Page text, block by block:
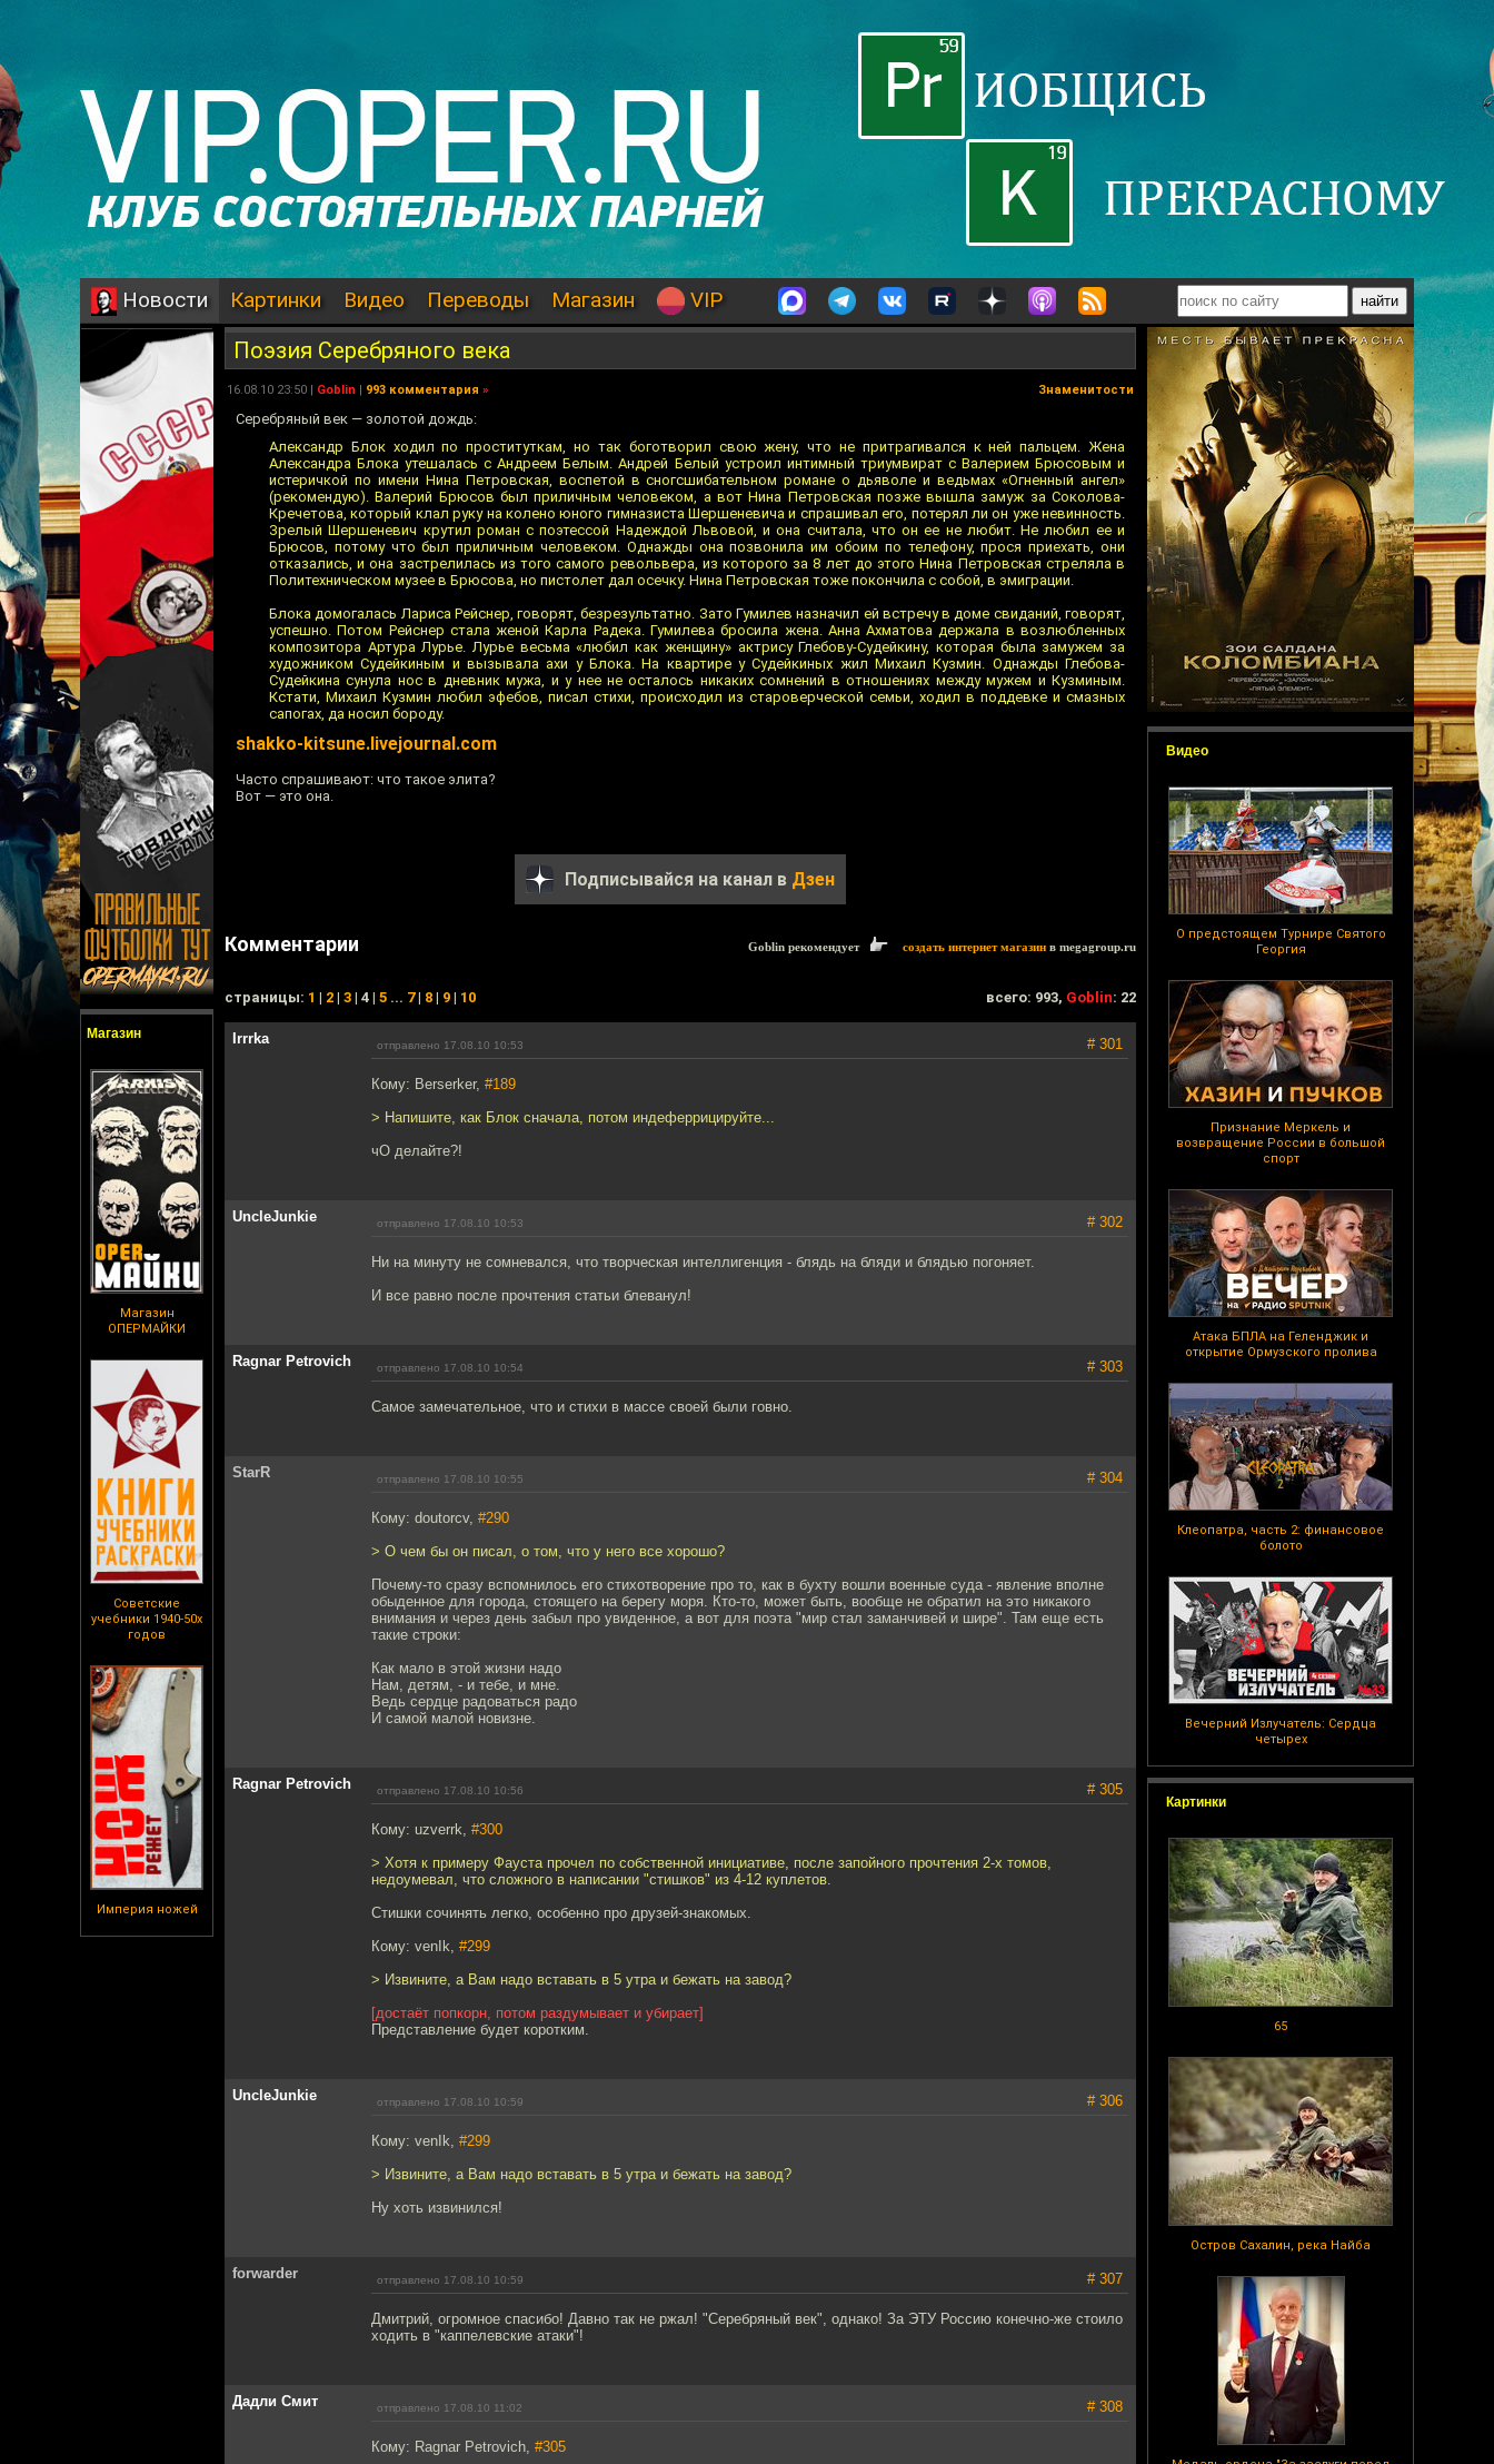
Новости Картинки Видео Переводы Магазин VIP
Магазин
Магазин
ОПЕРМАЙКИ
Советские
учебники 1940-50х
годов
Империя ножей
Видео
О предстоящем Турнире Святого
Георгия
Признание Меркель и
возвращение России в большой
спорт
Атака БПЛА на Геленджик и
открытие Ормузского пролива
Клеопатра, часть 2: финансовое
болото
Вечерний Излучатель: Сердца
четырех
Картинки
65
Остров Сахалин, река Найба
Поэзия Серебряного века
16.08.10 23:50 | Goblin | 993 комментария » Знаменитости
Серебряный век — золотой дождь:
Александр Блок ходил по проституткам, но так боготворил свою жену, что не притрагивался к ней пальцем. Жена
Александра Блока утешалась с Андреем Белым. Андрей Белый устроил интимный триумвират с Валерием Брюсовым и
истеричкой по имени Нина Петровская, воспетой в сногсшибательном романе о дьяволе и ведьмах «Огненный ангел»
(рекомендую). Валерий Брюсов был приличным человеком, а вот Нина Петровская позже вышла замуж за Соколова-
Кречетова, который клал руку на колено юного гимназиста Шершеневича и спрашивал его, потерял ли он уже невинность.
Зрелый Шершеневич крутил роман с поэтессой Надеждой Львовой, и она считала, что он ее не любит. Не любил ее и
Брюсов, потому что был приличным человеком. Однажды она позвонила им обоим по телефону, прося приехать, они
отказались, и она застрелилась из того самого револьвера, из которого за 8 лет до этого Нина Петровская стреляла в
Политехническом музее в Брюсова, но пистолет дал осечку. Нина Петровская тоже покончила с собой, в эмиграции.
Блока домогалась Лариса Рейснер, говорят, безрезультатно. Зато Гумилев назначил ей встречу в доме свиданий, говорят,
успешно. Потом Рейснер стала женой Карла Радека. Гумилева бросила жена. Анна Ахматова держала в возлюбленных
композитора Артура Лурье. Лурье весьма «любил как женщину» актрису Глебову-Судейкину, которая была замужем за
художником Судейкиным и вызывала ахи у Блока. На квартире у Судейкиных жил Михаил Кузмин. Однажды Глебова-
Судейкина сунула нос в дневник мужа, и у нее не осталось никаких сомнений в отношениях между мужем и Кузминым.
Кстати, Михаил Кузмин любил эфебов, писал стихи, происходил из староверческой семьи, ходил в поддевке и смазных
сапогах, да носил бороду.
shakko-kitsune.livejournal.com
Часто спрашивают: что такое элита?
Вот — это она.
Подписывайся на канал в Дзен
Комментарии Goblin рекомендует создать интернет магазин в megagroup.ru
cтраницы: 1 | 2 | 3 | 4 | 5 ... 7| 8 | 9 | 10 всего: 993, Goblin: 22
Irrrka отправлено 17.08.10 10:53 # 301
Кому: Berserker, #189
> Напишите, как Блок сначала, потом индеферрицируйте...
чО делайте?!
UncleJunkie отправлено 17.08.10 10:53 # 302
Ни на минуту не сомневался, что творческая интеллигенция - блядь на бляди и блядью погоняет.
И все равно после прочтения статьи блеванул!
Ragnar Petrovich отправлено 17.08.10 10:54 # 303
Самое замечательное, что и стихи в массе своей были говно.
StarR отправлено 17.08.10 10:55 # 304
Кому: doutorcv, #290
> О чем бы он писал, о том, что у него все хорошо?
Почему-то сразу вспомнилось его стихотворение про то, как в бухту вошли военные суда - явление вполне
обыденное для города, стоящего на берегу моря. Кто-то, может быть, вообще не обратил на это никакого
внимания и через день забыл про увиденное, а вот для поэта "мир стал заманчивей и шире". Там еще есть
такие строки:
Как мало в этой жизни надо
Нам, детям, - и тебе, и мне.
Ведь сердце радоваться радо
И самой малой новизне.
Ragnar Petrovich отправлено 17.08.10 10:56 # 305
Кому: uzverrk, #300
> Хотя к примеру Фауста прочел по собственной инициативе, после запойного прочтения 2-х томов,
недоумевал, что сложного в написании "стишков" из 4-12 куплетов.
Стишки сочинять легко, особенно про друзей-знакомых.
Кому: venIk, #299
> Извините, а Вам надо вставать в 5 утра и бежать на завод?
[достаёт попкорн, потом раздумывает и убирает]
Представление будет коротким.
UncleJunkie отправлено 17.08.10 10:59 # 306
Кому: venIk, #299
> Извините, а Вам надо вставать в 5 утра и бежать на завод?
Ну хоть извинился!
forwarder отправлено 17.08.10 10:59 # 307
Дмитрий, огромное спасибо! Давно так не ржал! "Серебряный век", однако! За ЭТУ Россию конечно-же стоило
ходить в "каппелевские атаки"!
Дадли Смит отправлено 17.08.10 11:02 # 308
Кому: Ragnar Petrovich, #305